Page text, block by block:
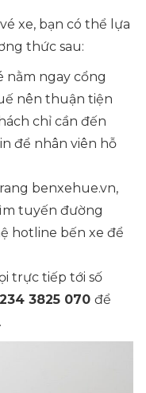
xe, bạn có thể lựa
thức sau:
nằm ngay cổng
nên thuận tiện
chỉ cần đến
để nhân viên hỗ
benxehue.vn,
tuyến đường
hotline bến xe để
trực tiếp tới số
3825 070 để